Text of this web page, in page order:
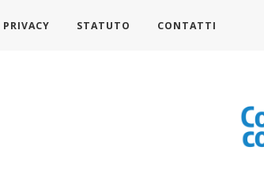
PRIVACY STATUTO CONTATTI